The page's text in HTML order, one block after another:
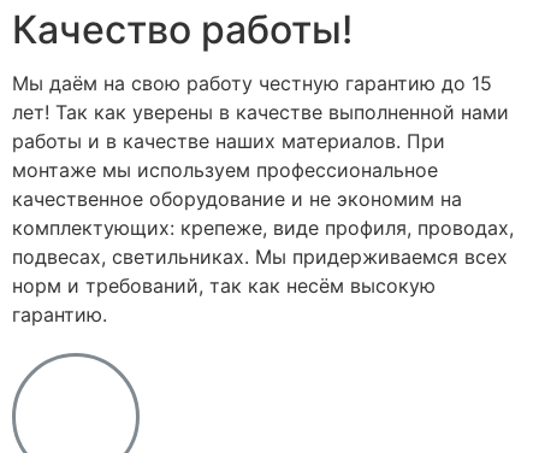
Качество работы!
Мы даём на свою работу честную гарантию до 15
лет! Так как уверены в качестве выполненной нами
работы и в качестве наших материалов. При
монтаже мы используем профессиональное
качественное оборудование и не экономим на
комплектующих: крепеже, виде профиля, проводах,
подвесах, светильниках. Мы придерживаемся всех
норм и требований, так как несём высокую
гарантию.